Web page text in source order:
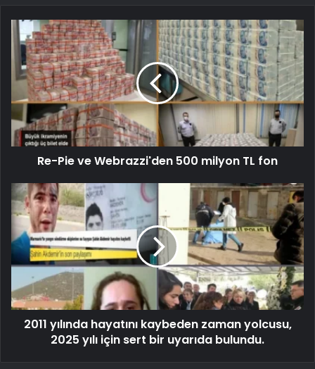
Re-Pie ve Webrazzi'den 500 milyon TL fon
2011 yılında hayatını kaybeden zaman yolcusu,
2025 yılı için sert bir uyarıda bulundu.